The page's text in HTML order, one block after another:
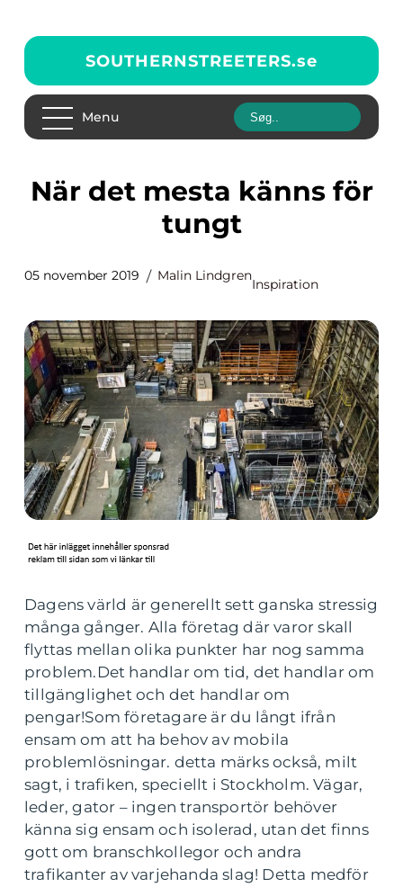
SOUTHERNSTREETERS.se
Menu
När det mesta känns för
tungt
05 november 2019 Malin Lindgren
Inspiration
Dagens värld är generellt sett ganska stressig
många gånger. Alla företag där varor skall
flyttas mellan olika punkter har nog samma
problem.Det handlar om tid, det handlar om
tillgänglighet och det handlar om
pengar!Som företagare är du långt ifrån
ensam om att ha behov av mobila
problemlösningar. detta märks också, milt
sagt, i trafiken, speciellt i Stockholm. Vägar,
leder, gator – ingen transportör behöver
känna sig ensam och isolerad, utan det finns
gott om branschkollegor och andra
trafikanter av varjehanda slag! Detta medför